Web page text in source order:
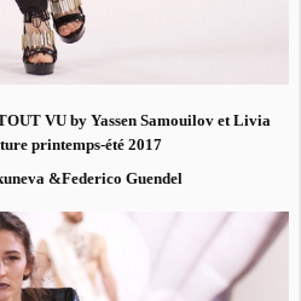
VU by Yassen Samouilov et Livia
printemps-été 2017
&Federico Guendel